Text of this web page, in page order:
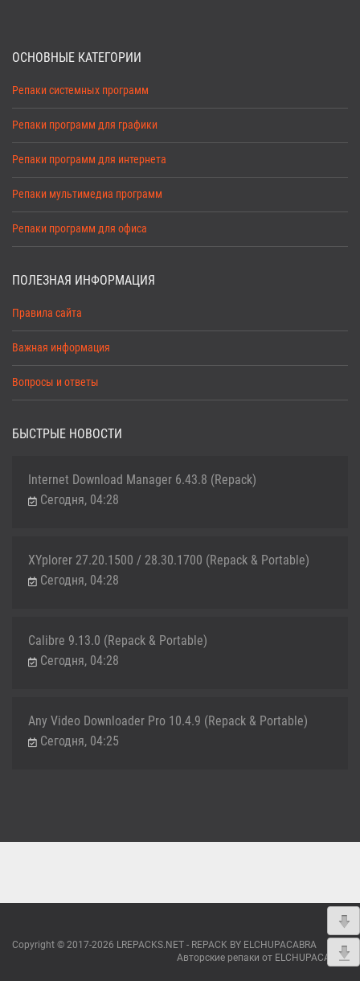
ОСНОВНЫЕ КАТЕГОРИИ
Репаки системных программ
Репаки программ для графики
Репаки программ для интернета
Репаки мультимедиа программ
Репаки программ для офиса
ПОЛЕЗНАЯ ИНФОРМАЦИЯ
Правила сайта
Важная информация
Вопросы и ответы
БЫСТРЫЕ НОВОСТИ
Internet Download Manager 6.43.8 (Repack)
Сегодня, 04:28
XYplorer 27.20.1500 / 28.30.1700 (Repack & Portable)
Сегодня, 04:28
Calibre 9.13.0 (Repack & Portable)
Сегодня, 04:28
Any Video Downloader Pro 10.4.9 (Repack & Portable)
Сегодня, 04:25
Copyright © 2017-2026 LREPACKS.NET - REPACK BY ELCHUPACABRA
Авторские репаки от ELCHUPACABRA